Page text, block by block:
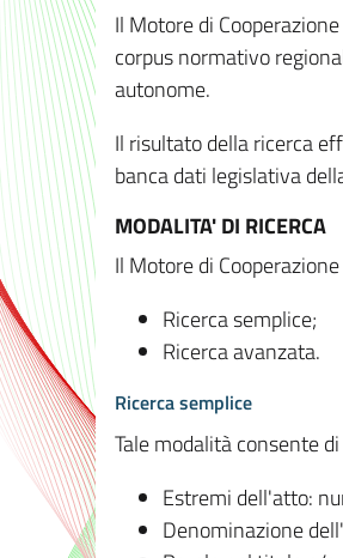
Il Motore di
corpus normativo
autonome.
Il risultato della ricerca
banca dati legislativa
MODALITA' DI RICERCA
Il Motore di
Ricerca semplice;
Ricerca avanzata.
Ricerca semplice
Tale modalità consente
Estremi dell'atto:
Denominazione